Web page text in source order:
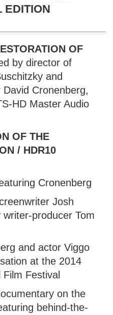
EDITION
OF
by director of
and
Cronenberg,
HD Master Audio
OF THE
/ HDR10
Cronenberg
Josh
producer Tom
and actor Viggo
at the 2014
Festival
on the
behind-the-